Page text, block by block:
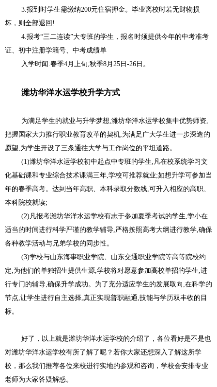
3.报到时学生需缴纳200元住宿押金。毕业离校时若无财物损
坏，则全部退回 !
4.报考“三二连读”大专班的学生，报名时须提供今年的中考准考
证、初中注册学籍号、中考成绩单
入学时闻 :春季4月上旬;秋季8月 25日 -26日。
潍坊华洋水运学校升学方式
为满足学生的就业与升学梦想,潍坊华洋水运学校集中优势师资,
把握国家大力推行职业教育改革的契机,为满足广大学生进一步深造的
愿望,为学生开设了三条通往大学与工作岗位的平坦道路。
(1)潍坊华洋水运学校初中起点中专班的学生, 凡在校系统学习文
化基础课和专业综合技术课满三年,学校可推荐就业;如想升学可参加当
年的春季高考。达到当年高职、本科录取分数线,可升入相应的高职、
本科院校就读;
(2) 凡报考潍坊华洋水运学校有志于参加夏季考试的学生,学小在
适当的时间进行科学严谨的教学辅导,严格按照高考大纲进行教学,确保
各种教学活动与兄弟学校的同步性。
(3)学校与山东海事职业学院、山东交通职业学院等高等院校约
定,为他们的单独招生提供生源,学校将对愿意参加高校单招的学生,进
行专门的辅导,确保升学成功。为了充分适应学生的发展取向 ,在科学的
节点,让学生进行自主选择,真正实现普职融通 ,技能与学历双丰收的目
标。
好了，以上就是潍坊华洋水运学校的介绍了，各位看好是不是也
对潍坊华洋水运学校有所了解了呢？若你大家还想深入了解这所学
校，那么我们推荐各位来校进行实地的参观和咨询，学校会安排专业
老师为大家答疑解惑。